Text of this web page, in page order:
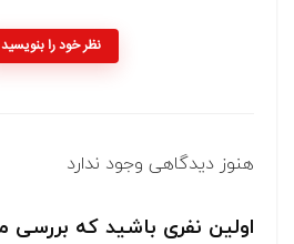
نظر خود را بنویسید
هنوز دیدگاهی وجود ندارد